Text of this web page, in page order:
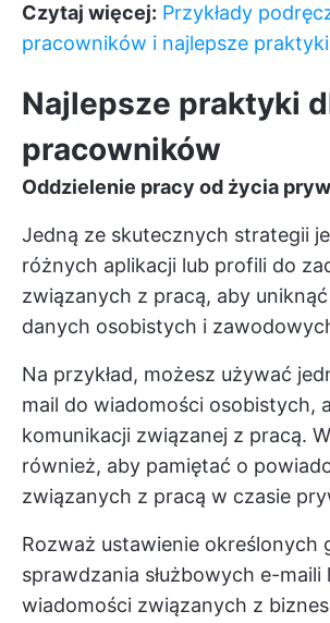
Czytaj więcej: Przykłady
pracowników i najlepsze praktyki
Najlepsze praktyki
pracowników
Oddzielenie pracy od życia
Jedną ze skutecznych strategii
różnych aplikacji lub profili do
związanych z pracą, aby
danych osobistych i
Na przykład, możesz używać
mail do wiadomości osobistych,
komunikacji związanej z pracą.
również, aby pamiętać o
związanych z pracą w czasie
Rozważ ustawienie określonych
sprawdzania służbowych e-maili
wiadomości związanych z